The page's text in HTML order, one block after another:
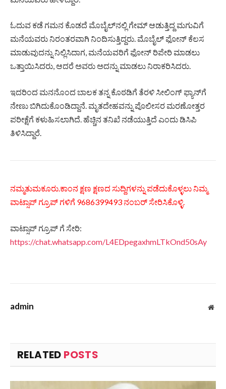
ಓದುವ ಕಡೆ ಗಮನ ಕೊಡದೆ ಮೊಬೈಲ್‌ನಲ್ಲಿ ಗೇಮ್‌ ಆಡುತ್ತಿದ್ದ ಮಗುವಿಗೆ
ಮನೆಯವರು ನಿರಂತರವಾಗಿ ನಿಂದಿಸುತ್ತಿದ್ದರು. ಮೊಬೈಲ್ ಫೋನ್ ಕೆಲಸ
ಮಾಡುವುದನ್ನು ನಿಲ್ಲಿಸಿದಾಗ, ಮನೆಯವರಿಗೆ ಫೋನ್ ರಿಪೇರಿ ಮಾಡಲು
ಒತ್ತಾಯಿಸಿದರು, ಆದರೆ ಅವರು ಅದನ್ನು ಮಾಡಲು ನಿರಾಕರಿಸಿದರು.
ಇದರಿಂದ ಮನನೊಂದ ಬಾಲಕ ತನ್ನ ಕೊಠಡಿಗೆ ತೆರಳಿ ಸೀಲಿಂಗ್ ಫ್ಯಾನ್‌ಗೆ
ನೇಣು ಬಿಗಿದುಕೊಂಡಿದ್ದಾನೆ. ಮೃತದೇಹವನ್ನು ಪೊಲೀಸರ ಮರಣೋತ್ತರ
ಪರೀಕ್ಷೆಗೆ ಕಳುಹಿಸಲಾಗಿದೆ. ಹೆಚ್ಚಿನ ತನಿಖೆ ನಡೆಯುತ್ತಿದೆ ಎಂದು ಡಿಸಿಪಿ
ತಿಳಿಸಿದ್ದಾರೆ.
ನಮ್ಮತುಮಕೂರು.ಕಾಂನ ಕ್ಷಣ ಕ್ಷಣದ ಸುದ್ದಿಗಳನ್ನು ಪಡೆದುಕೊಳ್ಳಲು ನಿಮ್ಮ
ವಾಟ್ಸಾಪ್ ಗ್ರೂಪ್ ಗಳಿಗೆ 9686399493 ನಂಬರ್ ಸೇರಿಸಿಕೊಳ್ಳಿ.
ವಾಟ್ಸಾಪ್ ಗ್ರೂಪ್ ಗೆ ಸೇರಿ:
https://chat.whatsapp.com/L4EDpegaxhmLTkOnd50sAy
admin
RELATED POSTS